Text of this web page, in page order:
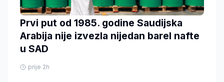
Prvi put od 1985. godine Saudijska
Arabija nije izvezla nijedan barel nafte
u SAD
prije 2h